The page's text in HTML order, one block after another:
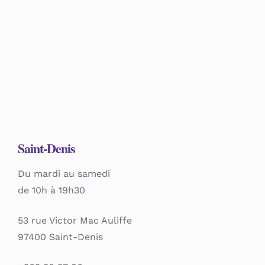
Saint-Denis
Du mardi au samedi
de 10h à 19h30
53 rue Victor Mac Auliffe
97400 Saint-Denis